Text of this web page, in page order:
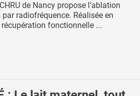
de Nancy propose l’ablation
radiofréquence. Réalisée en
fonctionnelle ...